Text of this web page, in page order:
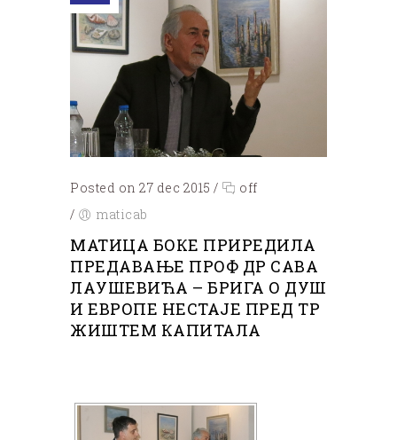
Posted on 27 dec 2015 /
off
/
maticab
МАТИЦА БОКЕ ПРИРЕДИЛА
ПРЕДАВАЊЕ ПРОФ ДР САВА
ЛАУШЕВИЋА – БРИГА О ДУШ
И ЕВРОПЕ НЕСТАЈЕ ПРЕД ТР
ЖИШТЕМ КАПИТАЛА